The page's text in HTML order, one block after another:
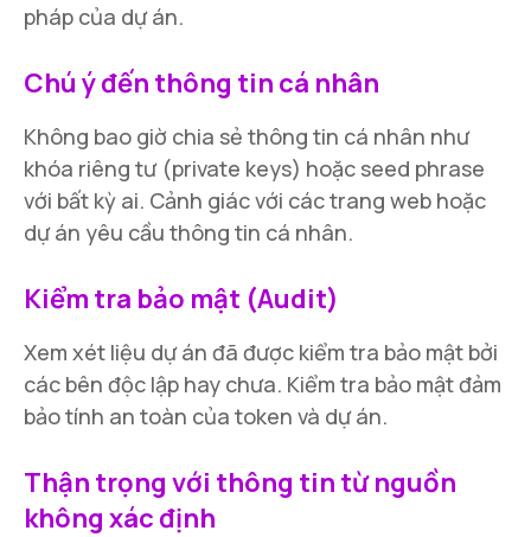
pháp của dự án.
Chú ý đến thông tin cá nhân
Không bao giờ chia sẻ thông tin cá nhân như
khóa riêng tư (private keys) hoặc seed phrase
với bất kỳ ai. Cảnh giác với các trang web hoặc
dự án yêu cầu thông tin cá nhân.
Kiểm tra bảo mật (Audit)
Xem xét liệu dự án đã được kiểm tra bảo mật bởi
các bên độc lập hay chưa. Kiểm tra bảo mật đảm
bảo tính an toàn của token và dự án.
Thận trọng với thông tin từ nguồn
không xác định